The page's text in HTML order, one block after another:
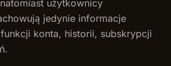
użytkownicy
jedynie informacje
konta, historii, subskrypcji